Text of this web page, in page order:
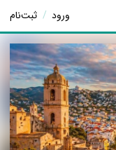
ورود / ثبت‌نام